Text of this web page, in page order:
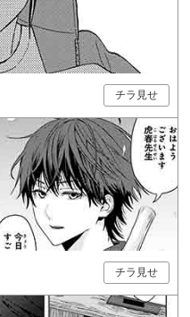
チラ見せ
チラ見せ